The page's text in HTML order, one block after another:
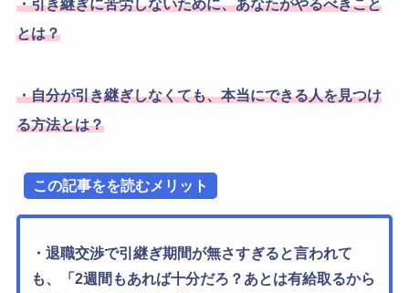
・引き継ぎに苦労しないために、あなたがやるべきこと
とは？
・自分が引き継ぎしなくても、本当にできる人を見つけ
る方法とは？
この記事をを読むメリット
・退職交渉で引継ぎ期間が無さすぎると言われて
も、「2週間もあれば十分だろ？あとは有給取るから